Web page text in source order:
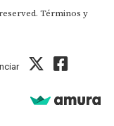
Términos y